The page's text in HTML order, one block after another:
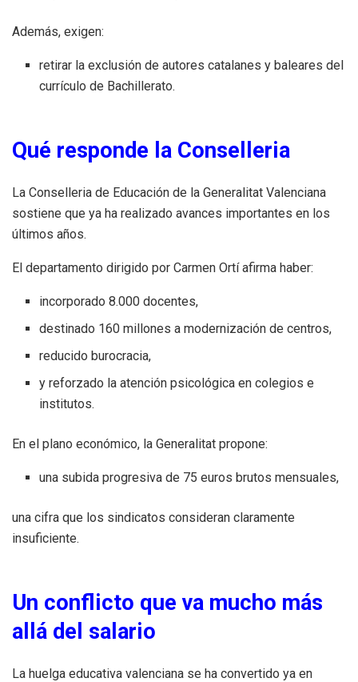
Además, exigen:
retirar la exclusión de autores catalanes y baleares del
currículo de Bachillerato.
Qué responde la Conselleria
La Conselleria de Educación de la Generalitat Valenciana
sostiene que ya ha realizado avances importantes en los
últimos años.
El departamento dirigido por Carmen Ortí afirma haber:
incorporado 8.000 docentes,
destinado 160 millones a modernización de centros,
reducido burocracia,
y reforzado la atención psicológica en colegios e
institutos.
En el plano económico, la Generalitat propone:
una subida progresiva de 75 euros brutos mensuales,
una cifra que los sindicatos consideran claramente
insuficiente.
Un conflicto que va mucho más
allá del salario
La huelga educativa valenciana se ha convertido ya en